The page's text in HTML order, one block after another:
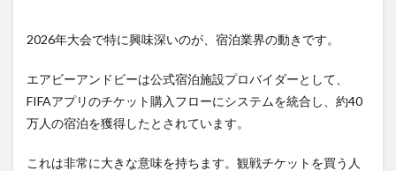
2026年大会で特に興味深いのが、宿泊業界の動きです。
エアビーアンドビーは公式宿泊施設プロバイダーとして、
FIFAアプリのチケット購入フローにシステムを統合し、約40
万人の宿泊を獲得したとされています。
これは非常に大きな意味を持ちます。観戦チケットを買う人